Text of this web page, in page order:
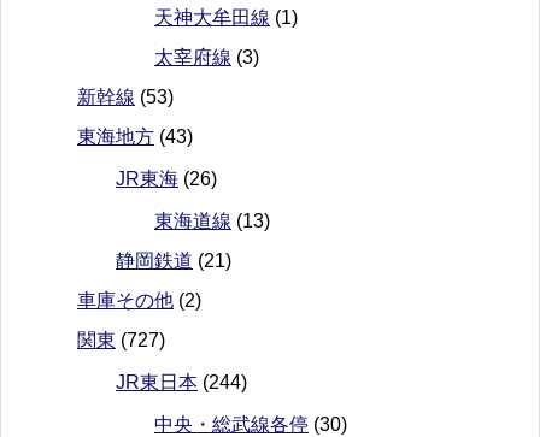
天神大牟田線 (1)
太宰府線 (3)
新幹線 (53)
東海地方 (43)
JR東海 (26)
東海道線 (13)
静岡鉄道 (21)
車庫その他 (2)
関東 (727)
JR東日本 (244)
中央・総武線各停 (30)